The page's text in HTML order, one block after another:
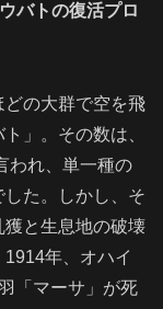
バトの復活プロ
の大群で空を飛
」。その数は、
われ、単一種の
た。しかし、そ
と生息地の破壊
年、オハイ
「マーサ」が死